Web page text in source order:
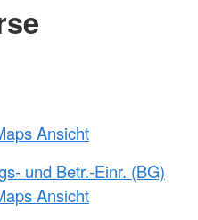
Ansicht
und Betr.-Einr. (BG)
Ansicht